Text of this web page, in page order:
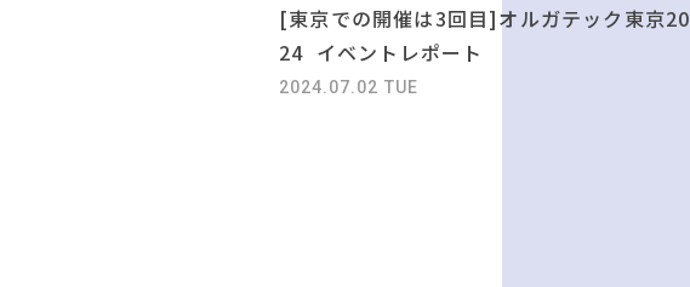
[東京での開催は3回目]オルガテック東京20
24 イベントレポート
2024.07.02 TUE